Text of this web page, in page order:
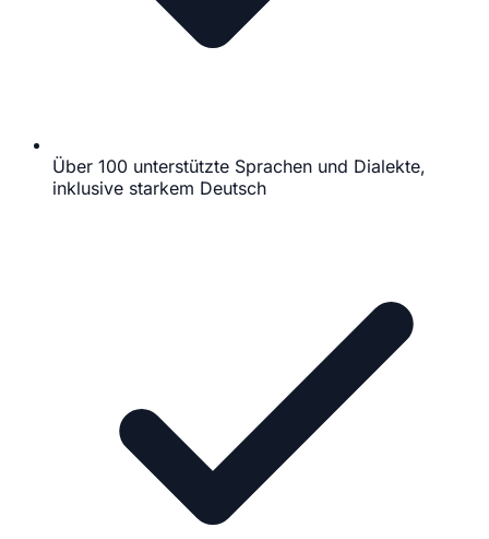
Über 100 unterstützte Sprachen und Dialekte,
inklusive starkem Deutsch